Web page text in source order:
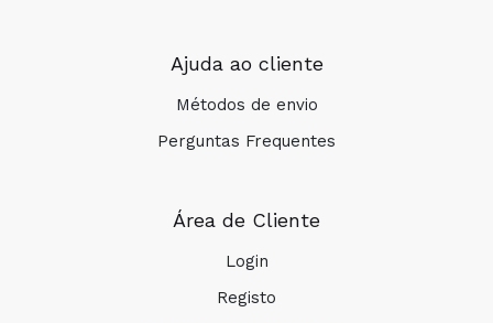
Ajuda ao cliente
Métodos de envio
Perguntas Frequentes
Área de Cliente
Login
Registo